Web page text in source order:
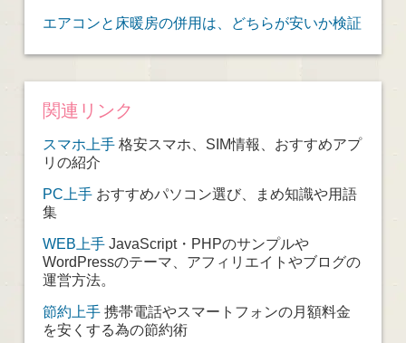
エアコンと床暖房の併用は、どちらが安いか検証
関連リンク
スマホ上手格安スマホ、SIM情報、おすすめアプ
リの紹介
PC上手おすすめパソコン選び、まめ知識や用語
集
WEB上手JavaScript・PHPのサンプルや
WordPressのテーマ、アフィリエイトやブログの
運営方法。
節約上手携帯電話やスマートフォンの月額料金
を安くする為の節約術